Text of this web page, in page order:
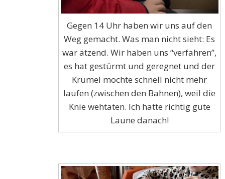
Gegen 14 Uhr haben wir uns auf den
Weg gemacht. Was man nicht sieht: Es
war ätzend. Wir haben uns “verfahren”,
es hat gestürmt und geregnet und der
Krümel mochte schnell nicht mehr
laufen (zwischen den Bahnen), weil die
Knie wehtaten. Ich hatte richtig gute
Laune danach!